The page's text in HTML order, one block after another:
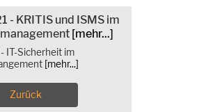
- KRITIS und ISMS im
[mehr...]
IT-Sicherheit im
[mehr...]
Zurück